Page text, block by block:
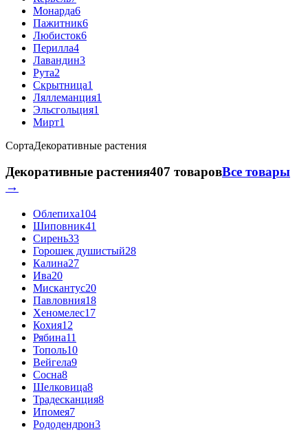
Монарда6
Пажитник6
Любисток6
Перилла4
Лавандин3
Рута2
Скрытница1
Ляллеманция1
Эльсгольция1
Мирт1
СортаДекоративные растения
Декоративные растения407 товаровВсе товары
→
Облепиха104
Шиповник41
Сирень33
Горошек душистый28
Калина27
Ива20
Мискантус20
Павловния18
Хеномелес17
Кохия12
Рябина11
Тополь10
Вейгела9
Сосна8
Шелковица8
Традесканция8
Ипомея7
Рододендрон3